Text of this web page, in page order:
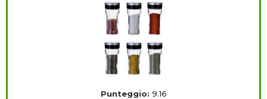
Punteggio: 9.16